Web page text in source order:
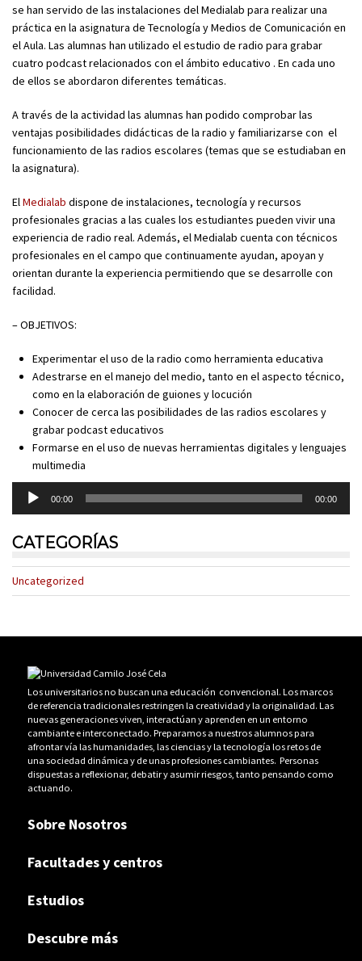
se han servido de las instalaciones del Medialab para realizar una
práctica en la asignatura de Tecnología y Medios de Comunicación en
el Aula. Las alumnas han utilizado el estudio de radio para grabar
cuatro podcast relacionados con el ámbito educativo . En cada uno
de ellos se abordaron diferentes temáticas.
A través de la actividad las alumnas han podido comprobar las
ventajas posibilidades didácticas de la radio y familiarizarse con el
funcionamiento de las radios escolares (temas que se estudiaban en
la asignatura).
ElMedialab dispone de instalaciones, tecnología y recursos
profesionales gracias a las cuales los estudiantes pueden vivir una
experiencia de radio real. Además, el Medialab cuenta con técnicos
profesionales en el campo que continuamente ayudan, apoyan y
orientan durante la experiencia permitiendo que se desarrolle con
facilidad.
– OBJETIVOS:
Experimentar el uso de la radio como herramienta educativa
Adestrarse en el manejo del medio, tanto en el aspecto técnico,
como en la elaboración de guiones y locución
Conocer de cerca las posibilidades de las radios escolares y
grabar podcast educativos
Formarse en el uso de nuevas herramientas digitales y lenguajes
multimedia
Reproductor
00:00 00:00
CATEGORÍAS
Uncategorized
Los universitarios no buscan una educación convencional. Los marcos
de referencia tradicionales restringen la creatividad y la originalidad. Las
nuevas generaciones viven, interactúan y aprenden en un entorno
cambiante e interconectado. Preparamos a nuestros alumnos para
afrontar vía las humanidades, las ciencias y la tecnología los retos de
una sociedad dinámica y de unas profesiones cambiantes. Personas
dispuestas a reflexionar, debatir y asumir riesgos, tanto pensando como
actuando.
Sobre Nosotros
Facultades y centros
Estudios
Descubre más